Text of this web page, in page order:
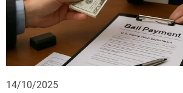
14/10/2025